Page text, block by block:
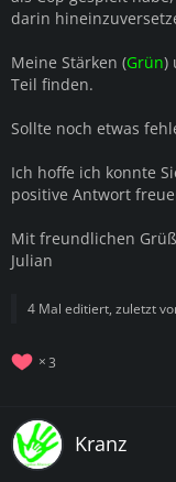
darin
Meine Stärken (Grün)
Teil finden.
Sollte noch etwas
Ich hoffe ich konnte
positive Antwort
Mit freundlichen
Julian
4 Mal editiert, zuletzt
3
Kranz